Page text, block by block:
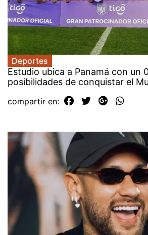
Deportes
Estudio ubica a Panamá con un
posibilidades de conquistar el
compartir en: